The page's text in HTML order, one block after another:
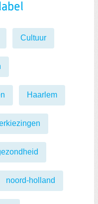
Cultuur
Haarlem
noord-holland